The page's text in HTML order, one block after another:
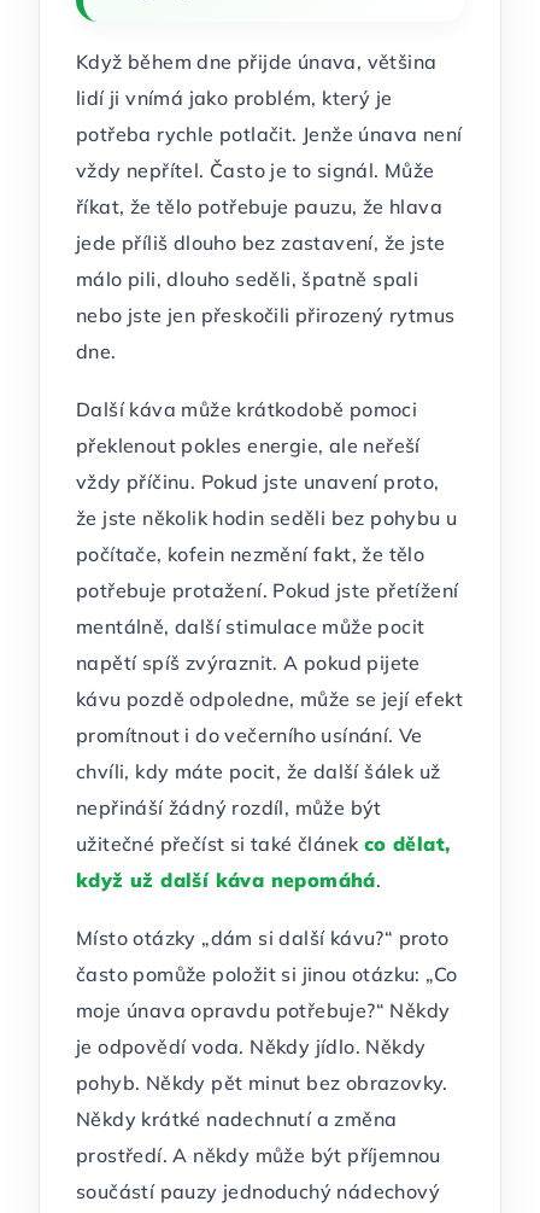
Když během dne přijde únava, většina
lidí ji vnímá jako problém, který je
potřeba rychle potlačit. Jenže únava není
vždy nepřítel. Často je to signál. Může
říkat, že tělo potřebuje pauzu, že hlava
jede příliš dlouho bez zastavení, že jste
málo pili, dlouho seděli, špatně spali
nebo jste jen přeskočili přirozený rytmus
dne.
Další káva může krátkodobě pomoci
překlenout pokles energie, ale neřeší
vždy příčinu. Pokud jste unavení proto,
že jste několik hodin seděli bez pohybu u
počítače, kofein nezmění fakt, že tělo
potřebuje protažení. Pokud jste přetížení
mentálně, další stimulace může pocit
napětí spíš zvýraznit. A pokud pijete
kávu pozdě odpoledne, může se její efekt
promítnout i do večerního usínání. Ve
chvíli, kdy máte pocit, že další šálek už
nepřináší žádný rozdíl, může být
užitečné přečíst si také článek co dělat,
když už další káva nepomáhá.
Místo otázky „dám si další kávu?“ proto
často pomůže položit si jinou otázku: „Co
moje únava opravdu potřebuje?“ Někdy
je odpovědí voda. Někdy jídlo. Někdy
pohyb. Někdy pět minut bez obrazovky.
Někdy krátké nadechnutí a změna
prostředí. A někdy může být příjemnou
součástí pauzy jednoduchý nádechový